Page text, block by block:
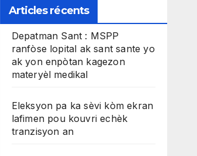
Articles récents
Depatman Sant : MSPP
ranfòse lopital ak sant sante yo
ak yon enpòtan kagezon
materyèl medikal
Eleksyon pa ka sèvi kòm ekran
lafimen pou kouvri echèk
tranzisyon an